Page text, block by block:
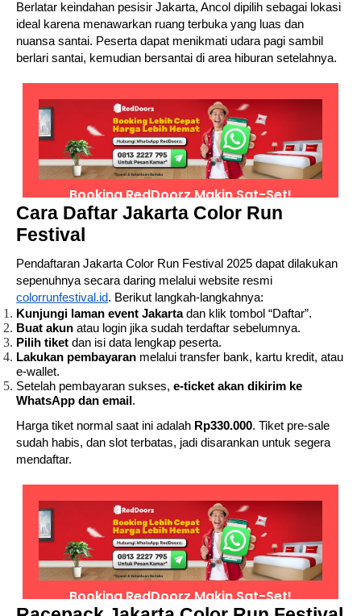
Berlatar keindahan pesisir Jakarta, Ancol dipilih sebagai lokasi
ideal karena menawarkan ruang terbuka yang luas dan
nuansa santai. Peserta dapat menikmati udara pagi sambil
berlari santai, kemudian bersantai di area hiburan setelahnya.
Cara Daftar Jakarta Color Run
Festival
Pendaftaran Jakarta Color Run Festival 2025 dapat dilakukan
sepenuhnya secara daring melalui website resmi
colorrunfestival.id. Berikut langkah-langkahnya:
Kunjungi laman event Jakartadan klik tombol “Daftar”.
Buat akun atau login jika sudah terdaftar sebelumnya.
Pilih tiket dan isi data lengkap peserta.
Lakukan pembayaran melalui transfer bank, kartu kredit, atau
e-wallet.
Setelah pembayaran sukses, e-ticket akan dikirim ke
WhatsApp dan email .
Harga tiket normal saat ini adalah Rp330.000. Tiket pre-sale
sudah habis, dan slot terbatas, jadi disarankan untuk segera
mendaftar.